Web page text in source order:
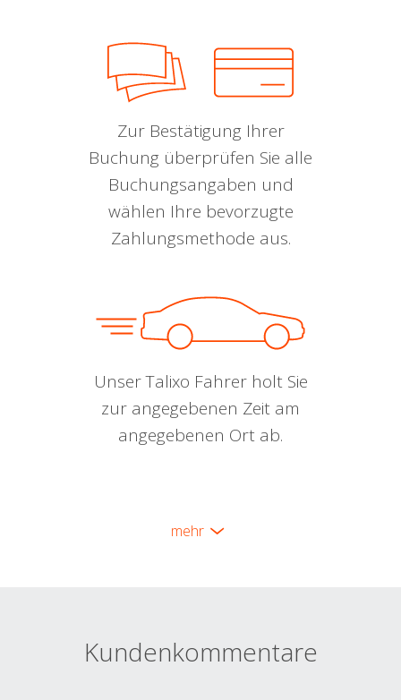
Zur Bestätigung Ihrer
Buchung überprüfen Sie alle
Buchungsangaben und
wählen Ihre bevorzugte
Zahlungsmethode aus.
Unser Talixo Fahrer holt Sie
zur angegebenen Zeit am
angegebenen Ort ab.
mehr
Kundenkommentare